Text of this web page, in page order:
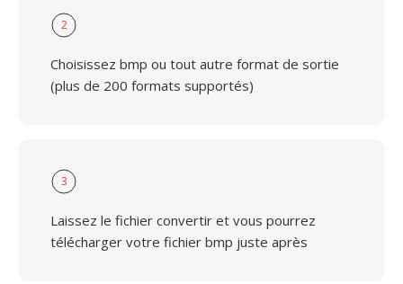
2
Choisissez bmp ou tout autre format de sortie
(plus de 200 formats supportés)
3
Laissez le fichier convertir et vous pourrez
télécharger votre fichier bmp juste après